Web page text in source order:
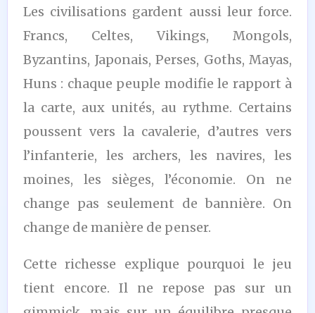
Les civilisations gardent aussi leur force.
Francs, Celtes, Vikings, Mongols,
Byzantins, Japonais, Perses, Goths, Mayas,
Huns : chaque peuple modifie le rapport à
la carte, aux unités, au rythme. Certains
poussent vers la cavalerie, d’autres vers
l’infanterie, les archers, les navires, les
moines, les sièges, l’économie. On ne
change pas seulement de bannière. On
change de manière de penser.
Cette richesse explique pourquoi le jeu
tient encore. Il ne repose pas sur un